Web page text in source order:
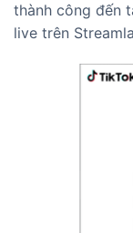
thành công đến
live trên